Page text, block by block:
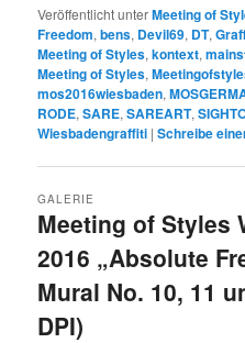
Veröffentlicht unterMeeting of
Freedom,bens, Devil69, DT,
Meeting of Styles,kontext,
Meeting of Styles,
mos2016wiesbaden,
RODE,SARE,SAREART,
Wiesbadengraffiti |Schreibe
Meeting of Styles
2016 „Absolute
Mural No. 10, 11
DPI)
GALERIE